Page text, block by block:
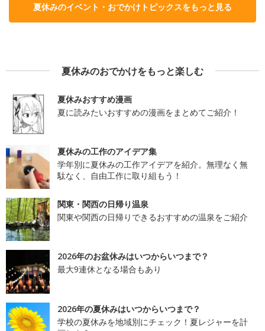
夏休みのイベント・おでかけトピックスをもっと見る
夏休みのおでかけをもっと楽しむ
夏休みおすすめ漫画
夏に読みたいおすすめの漫画をまとめてご紹介！
夏休みの工作のアイデア集
学年別に夏休みの工作アイデアを紹介。無理なく無
駄なく、自由工作に取り組もう！
関東・関西の日帰り温泉
関東や関西の日帰りできるおすすめの温泉をご紹介
2026年のお盆休みはいつからいつまで？
最大9連休となる場合もあり
2026年の夏休みはいつからいつまで？
学校の夏休みを地域別にチェック！夏レジャーを計